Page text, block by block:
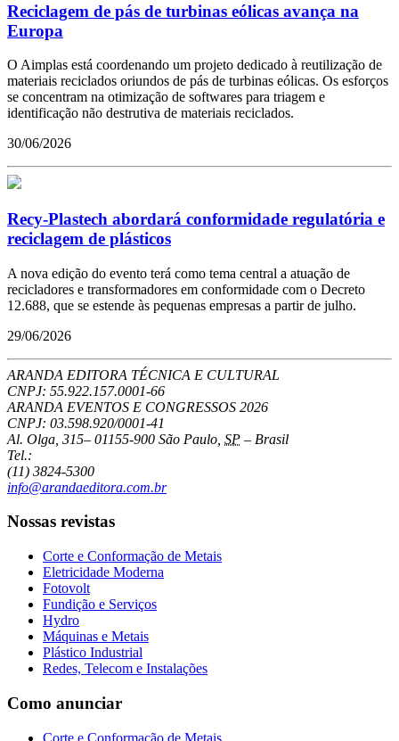
Reciclagem de pás de turbinas eólicas avança na
Europa
O Aimplas está coordenando um projeto dedicado à reutilização de
materiais reciclados oriundos de pás de turbinas eólicas. Os esforços
se concentram na otimização de softwares para triagem e
identificação não destrutiva de materiais reciclados.
30/06/2026
Recy-Plastech abordará conformidade regulatória e
reciclagem de plásticos
A nova edição do evento terá como tema central a atuação de
recicladores e transformadores em conformidade com o Decreto
12.688, que se estende às pequenas empresas a partir de julho.
29/06/2026
ARANDA EDITORA TÉCNICA E CULTURAL
CNPJ: 55.922.157.0001-66
ARANDA EVENTOS E CONGRESSOS 2026
CNPJ: 03.598.920/0001-41
Al. Olga, 315– 01155-900 São Paulo SP – Brasil
Tel.:
(11) 3824-5300
info@arandaeditora.com.br
Nossas revistas
Corte e Conformação de Metais
Eletricidade Moderna
Fotovolt
Fundição e Serviços
Hydro
Máquinas e Metais
Plástico Industrial
Redes, Telecom e Instalações
Como anunciar
Corte e Conformação de Metais